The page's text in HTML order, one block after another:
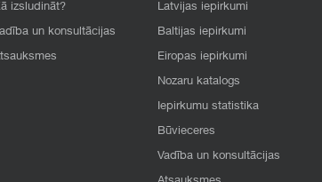
izsludināt?
un konsultācijas
Latvijas iepirkumi
Baltijas iepirkumi
Eiropas iepirkumi
Nozaru katalogs
Iepirkumu statistika
Būvieceres
Vadība un konsultācijas